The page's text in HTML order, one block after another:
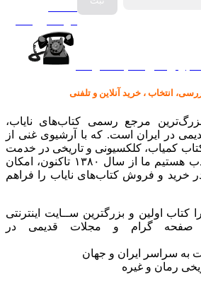
انتخاب ، خرید آنلاین و تلفنی
مرجع رسمی کتاب‌های نایاب،
در ایران است. که با آرشیوی غنی از
کمیاب، کلکسیونی و تاریخی در خدمت
دوست‌داران فرهنگ و ادب هستیم ما از سال ۱۳۸۰ تاکنون، امکان
خرید و فروش کتاب‌های نایاب را فراهم
کتاب اولین و بزرگترین ســایت اینترنتی
صفحه گرام و مجلات قدیمی در
به سراسر ایران و جهان
رمان و غیره